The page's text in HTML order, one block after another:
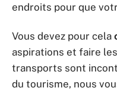
endroits pour que
Vous devez pour cela
aspirations et faire
transports sont
du tourisme, nous